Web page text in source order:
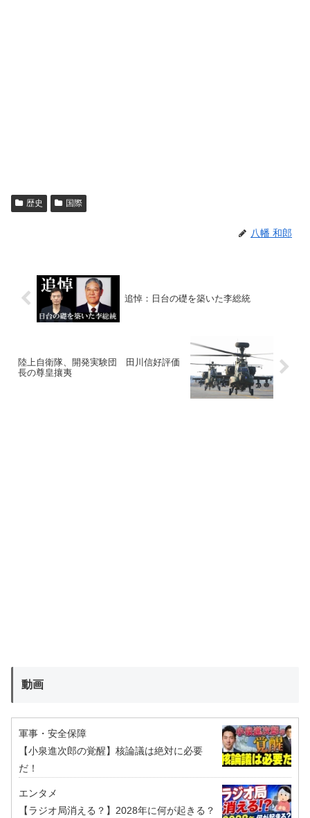
歴史 国際
八幡 和郎
追悼：日台の礎を築いた李総統
陸上自衛隊、開発実験団 田川信好評価
長の尊皇攘夷
動画
軍事・安全保障
【小泉進次郎の覚醒】核論議は絶対に必要
だ！
エンタメ
【ラジオ局消える？】2028年に何が起きる？